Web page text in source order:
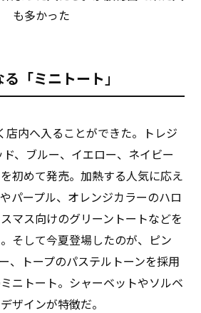
も多かった
「ミニトート 」
店内へ入ることができた。トレジ
、ブルー、イエロー、ネイビー
初めて発売。加熱する人気に応え
パープル、オレンジカラーのハロ
マス向けのグリーントートなどを
そして今夏登場したのが、ピン
、トープのパステルトーンを採用
ニトート。シャーベットやソルベ
ザインが特徴だ。